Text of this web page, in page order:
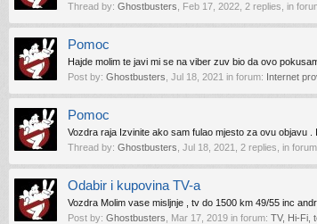
Thread by: Ghostbusters Feb 17, 2022 , 2 replies, in
Pomoc
Hajde molim te javi mi se na viber zuv bio da ovo
Post by: Ghostbusters Jul 18, 2021 in forum: Internet
Pomoc
Vozdra raja Izvinite ako sam fulao mjesto za ovu objavu .
Thread by: Ghostbusters Jul 18, 2021 , 2 replies, in
Odabir i kupovina TV-a
Vozdra Molim vase misljnje , tv do 1500 km 49/55 inc
Post by: Ghostbusters Mar 17, 2019 in forum: TV, Hi-Fi,